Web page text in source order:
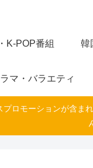
K-POP番組 韓
マ・バラエティ
ロモーションが含